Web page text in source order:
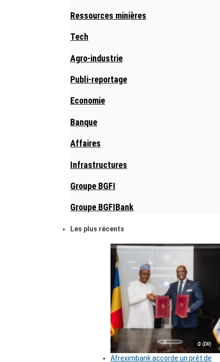
Ressources minières
Tech
Agro-industrie
Publi-reportage
Economie
Banque
Affaires
Infrastructures
Groupe BGFI
Groupe BGFIBank
Les plus récents
© (DR)
Afreximbank accorde un prêt de